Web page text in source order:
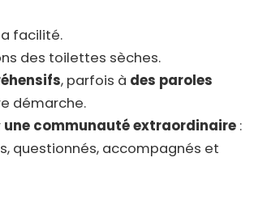
facilité.
des toilettes sèches.
, parfois à des paroles
démarche.
une communauté extraordinaire :
questionnés, accompagnés et